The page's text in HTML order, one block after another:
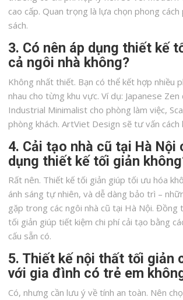
cao cấp. Quan trọng là lựa chọn phong
sách.
3. Có nên áp dụng thiết kế
cả ngôi nhà không?
Không nhất thiết. Bạn có thể kết hợp nhiều
nhau cho từng khu vực. Ví dụ: Japanese
Industrial Minimalist cho phòng làm việc,
phòng khách. ArtViet Design sẽ tư vấn cách
4. Cải tạo nhà cũ tại Hà Nội
dụng thiết kế tối giản
Rất nên. Thiết kế tối giản giúp tối ưu hóa
ánh sáng tự nhiên, và dễ dàng bảo trì –
gặp trong các ngôi nhà cũ tại Hà Nội. Đồng
tối giản giúp tiết kiệm chi phí cải tạo bằng
cấu sẵn có.
5. Thiết kế nội thất tối giản
với gia đình có trẻ em
Có, nhưng cần lưu ý về tính an toàn. Nên